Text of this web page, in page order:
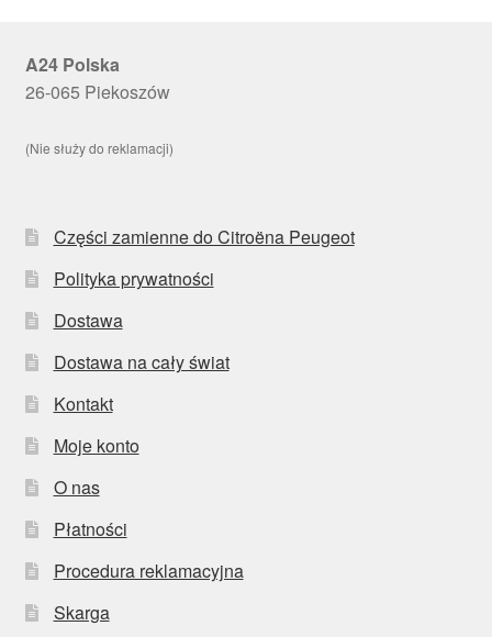
A24 Polska
26-065 Piekoszów
(Nie służy do reklamacji)
Części zamienne do Citroëna Peugeot
Polityka prywatności
Dostawa
Dostawa na cały świat
Kontakt
Moje konto
O nas
Płatności
Procedura reklamacyjna
Skarga